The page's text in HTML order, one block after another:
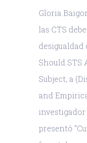
Gloria
las CTS
desigualdad
Should STS
Subject, a
and
investigador
presentó